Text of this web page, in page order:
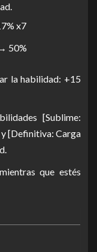
x7
50%
la habilidad: +15
[Sublime:
[Definitiva: Carga
que estés